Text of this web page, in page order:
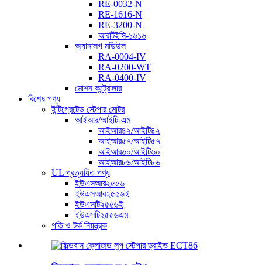
RE-0032-N
RE-1616-N
RE-3200-N
আরটিইসি-১৬১৬
অ্যানালগ মডিউল
RA-0004-IV
RA-0200-WT
RA-0400-IV
মোশন কন্ট্রোলার
বিশেষ পণ্য
ইন্টিগ্রেটেড স্টেপার মোটর
আইআর/আইটি-এম
আইআর৪২/আইটি৪২
আইআর৫৭/আইটি৫৭
আইআর৬০/আইটি৬০
আইআর৮৬/আইটি৮৬
UL প্রত্যয়িত পণ্য
ইউএসআর২৫৫৬
ইউএসআর২৫৫৬ই
ইউএসটি২৫৫৬ই
ইউএসটি২৫৫৬এম
গতি ও টর্ক নিয়ন্ত্রক